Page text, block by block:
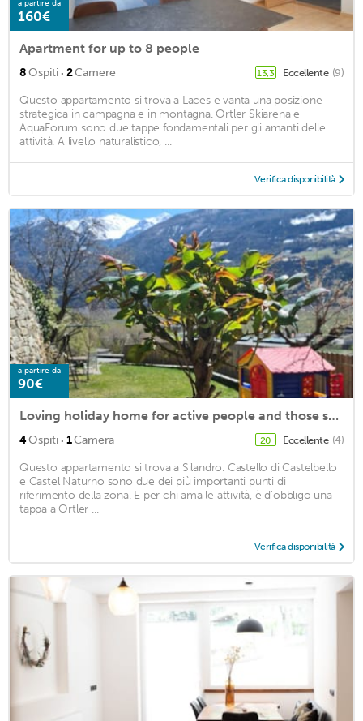
a partire da
160€
Apartment for up to 8 people
8Ospiti · 2Camere 13,3 Eccellente (9)
Questo appartamento si trova a Laces e vanta una posizione
strategica in campagna e in montagna. Ortler Skiarena e
AquaForum sono due tappe fondamentali per gli amanti delle
attività. A livello naturalistico, ...
Verifica disponibilità
a partire da
90€
Loving holiday home for active people and those seeking peace and quiet in Schlanders.
4Ospiti · 1Camera 20 Eccellente (4)
Questo appartamento si trova a Silandro. Castello di Castelbello
e Castel Naturno sono due dei più importanti punti di
riferimento della zona. E per chi ama le attività, è d'obbligo una
tappa a Ortler ...
Verifica disponibilità